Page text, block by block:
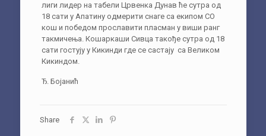
лиги лидер на табели Црвенка Дунав ће сутра од
18 сати у Апатину одмерити снаге са екипом СО
кош и победом прославити пласман у виши ранг
такмичења. Кошаркаши Сивца такође сутра од 18
сати гостују у Кикинди где се састају са Великом
Кикиндом.
Ђ. Бојанић
Share